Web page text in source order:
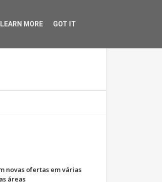
novas ofertas em várias
áreas
LEARN MORE GOT IT